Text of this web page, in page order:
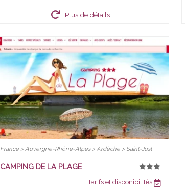
Plus de détails
France > Auvergne-Rhône-Alpes > Ardèche > Saint-Just
CAMPING DE LA PLAGE
Tarifs et disponibilités